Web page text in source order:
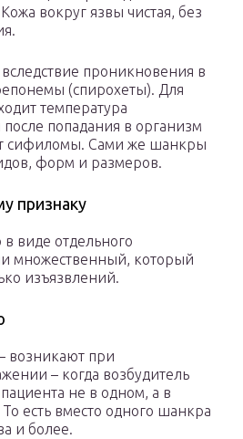
вокруг язвы чистая, без
проникновения в
(спирохеты). Для
температура
после попадания в организм
сифиломы. Сами же шанкры
форм и размеров.
признаку
виде отдельного
множественный, который
изъязвлений.
при
– когда возбудитель
не в одном, а в
То есть вместо одного шанкра
и более.